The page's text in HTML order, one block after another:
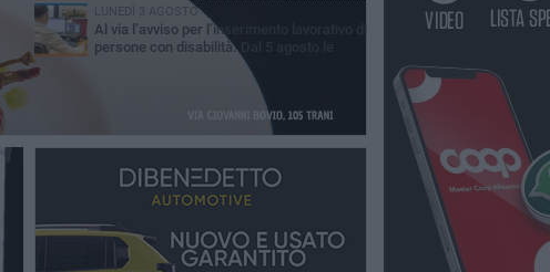
LUNEDÌ 3 AGOSTO
Al via l’avviso per l’inserimento lavorativo di
persone con disabilità. Dal 5 agosto le
domande